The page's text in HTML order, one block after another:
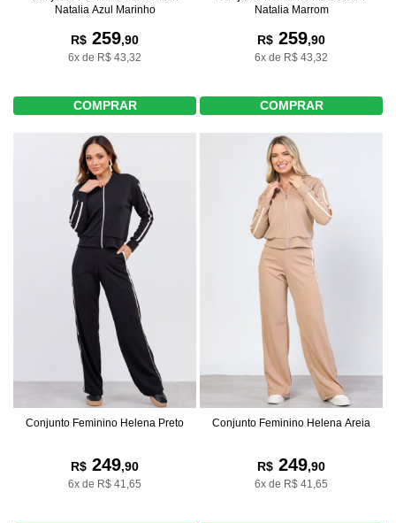
Natalia Azul Marinho
R$ 259,90
6x de R$ 43,32
COMPRAR
Natalia Marrom
R$ 259,90
6x de R$ 43,32
COMPRAR
Conjunto Feminino Helena Preto
R$ 249,90
6x de R$ 41,65
Conjunto Feminino Helena Areia
R$ 249,90
6x de R$ 41,65